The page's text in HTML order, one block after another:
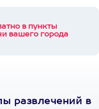
в пункты
вашего города
развлечений в